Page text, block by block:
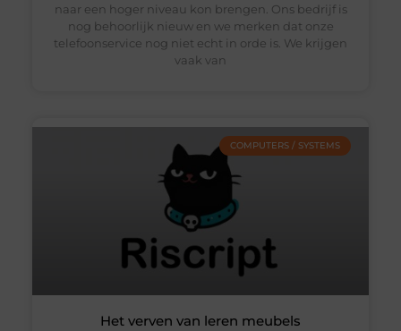
naar een hoger niveau kon brengen. Ons bedrijf is
nog behoorlijk nieuw en we merken dat onze
telefoonservice nog niet echt in orde is. We krijgen
vaak van
COMPUTERS / SYSTEMS
Het verven van leren meubels